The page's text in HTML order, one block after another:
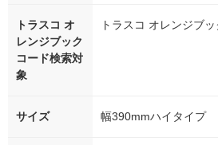
トラスコ オ
レンジブック
コード検索対
象
トラスコ オレンジブ
サイズ 幅390mmハイタイプ